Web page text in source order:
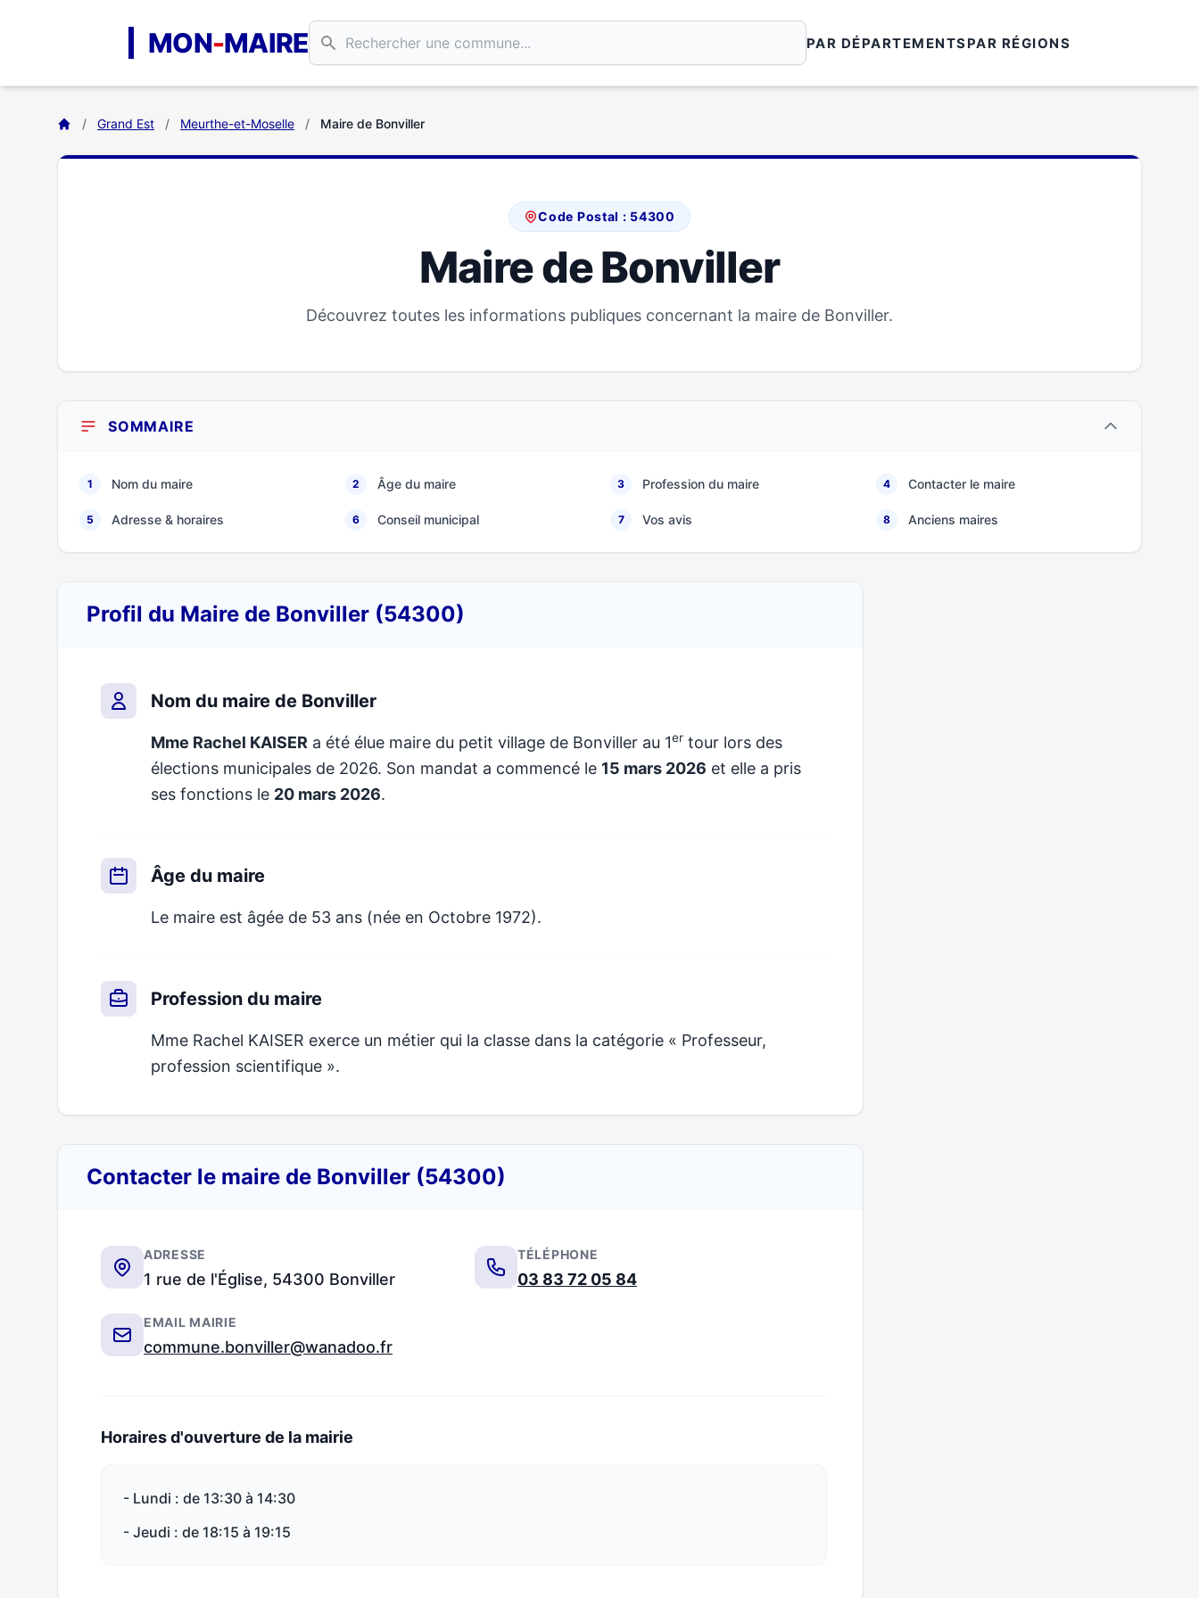
MON-MAIRE PAR DÉPARTEMENTSPAR RÉGIONS
/ Grand Est / Meurthe-et-Moselle / Maire de Bonviller
Code Postal : 54300
Maire de Bonviller
Découvrez toutes les informations publiques concernant la maire de Bonviller.
SOMMAIRE
1 Nom du maire 2 Âge du maire 3 Profession du maire 4 Contacter le maire
5 Adresse & horaires 6 Conseil municipal 7 Vos avis 8 Anciens maires
Profil du Maire de Bonviller (54300)
Nom du maire de Bonviller
Mme Rachel KAISER a été élue maire du petit village de Bonviller au 1er tour lors des
élections municipales de 2026. Son mandat a commencé le 15 mars 2026 et elle a pris
ses fonctions le 20 mars 2026.
Âge du maire
Le maire est âgée de 53 ans (née en Octobre 1972).
Profession du maire
Mme Rachel KAISER exerce un métier qui la classe dans la catégorie « Professeur,
profession scientifique ».
Contacter le maire de Bonviller (54300)
ADRESSE
1 rue de l'Église, 54300 Bonviller
TÉLÉPHONE
03 83 72 05 84
EMAIL MAIRIE
commune.bonviller@wanadoo.fr
Horaires d'ouverture de la mairie
- Lundi : de 13:30 à 14:30
- Jeudi : de 18:15 à 19:15